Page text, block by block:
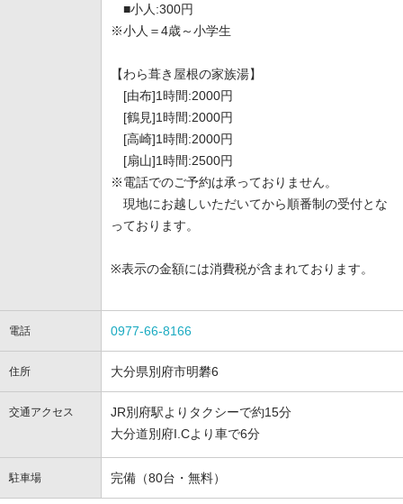
■小人:300円
※小人＝4歳～小学生
【わら葺き屋根の家族湯】
[由布]1時間:2000円
[鶴見]1時間:2000円
[高崎]1時間:2000円
[扇山]1時間:2500円
※電話でのご予約は承っておりません。
現地にお越しいただいてから順番制の受付とな
っております。
※表示の金額には消費税が含まれております。
電話 0977-66-8166
住所 大分県別府市明礬6
交通アクセス
JR別府駅よりタクシーで約15分
大分道別府I.Cより車で6分
駐車場 完備（80台・無料）